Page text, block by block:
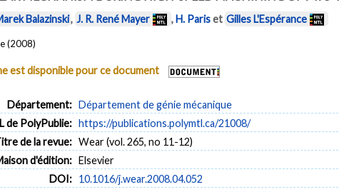
Balazinski, J. R. René Mayer ,H. Pariset Gilles L'Espérance
(2008)
est disponible pour ce document
Département: Département de génie mécanique
de PolyPublie: https://publications.polymtl.ca/21008/
de la revue: Wear (vol. 265, no 11-12)
d'édition: Elsevier
DOI: 10.1016/j.wear.2008.04.052